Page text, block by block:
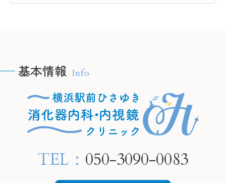
横浜駅前ひさゆき消化器内
🫧HPの予約フォームより、
24時間ご要約可能です🫧
プロフィールリンクから
合わせたピロリ菌の検査・
当院では内視鏡検査で胃の
粘膜の状態を確認し、感染
が疑われる場合は組織を採
です。
科・
基本情報 Info
TEL： 050-3090-0083